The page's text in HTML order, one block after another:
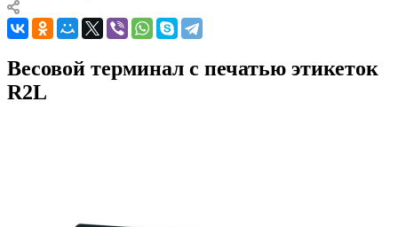
Весовой терминал с печатью этикеток
R2L